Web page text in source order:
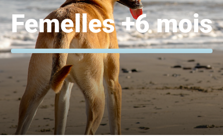
Femelles +6 mois